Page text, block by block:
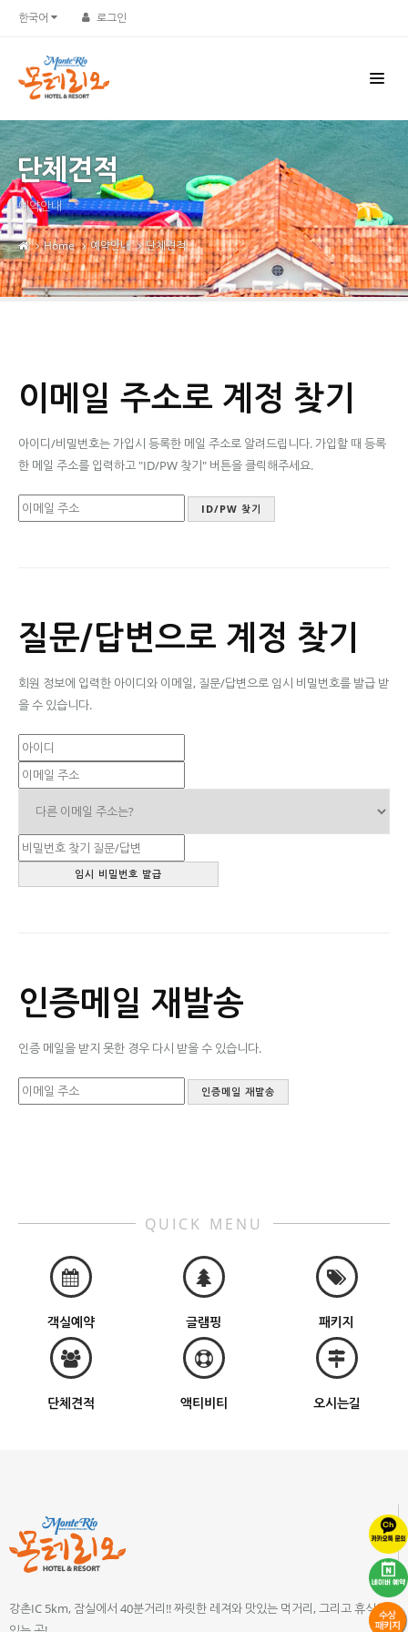
한국어 로그인
단체견적
예약안내
Home 예약안내 단체견적
이메일 주소로 계정 찾기
아이디/비밀번호는 가입시 등록한 메일 주소로 알려드립니다. 가입할 때 등록
한 메일 주소를 입력하고 "ID/PW 찾기" 버튼을 클릭해주세요.
질문/답변으로 계정 찾기
회원 정보에 입력한 아이디와 이메일, 질문/답변으로 임시 비밀번호를 발급 받
을 수 있습니다.
인증메일 재발송
인증 메일을 받지 못한 경우 다시 받을 수 있습니다.
QUICK MENU
객실예약 글램핑 패키지
단체견적 액티비티 오시는길
강촌IC 5km, 잠실에서 40분거리!! 짜릿한 레져와 맛있는 먹거리, 그리고 휴식이